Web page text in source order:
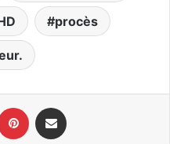
procès